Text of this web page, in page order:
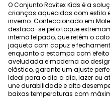
O Conjunto Rovitex Kids é a
crianças aquecidas com estilo
inverno. Confeccionado em
destaca-se pelo toque
interno felpado, que retém o
jaqueta com capuz e
enquanto a estampa com
aveludada e moderna ao
elástico, garante um ajuste
Ideal para o dia a dia, lazer ou
une durabilidade e alto
baixas temperaturas com